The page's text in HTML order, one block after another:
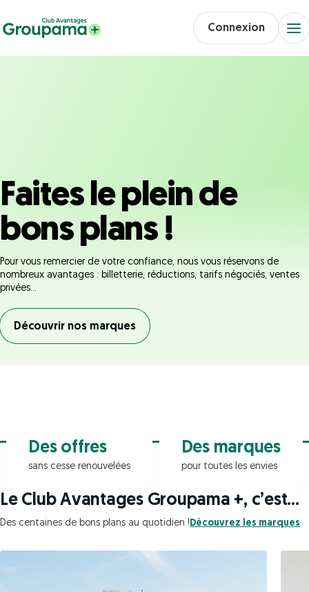
Connexion
Faites le plein de
bons plans !
Pour vous remercier de votre confiance, nous vous réservons de
nombreux avantages : billetterie, réductions, tarifs négociés, ventes
privées...
Découvrir nos marques
Des offres
sans cesse renouvelées
Des marques
pour toutes les envies
Le Club Avantages Groupama +, c’est...
Des centaines de bons plans au quotidien !Découvrez les marques